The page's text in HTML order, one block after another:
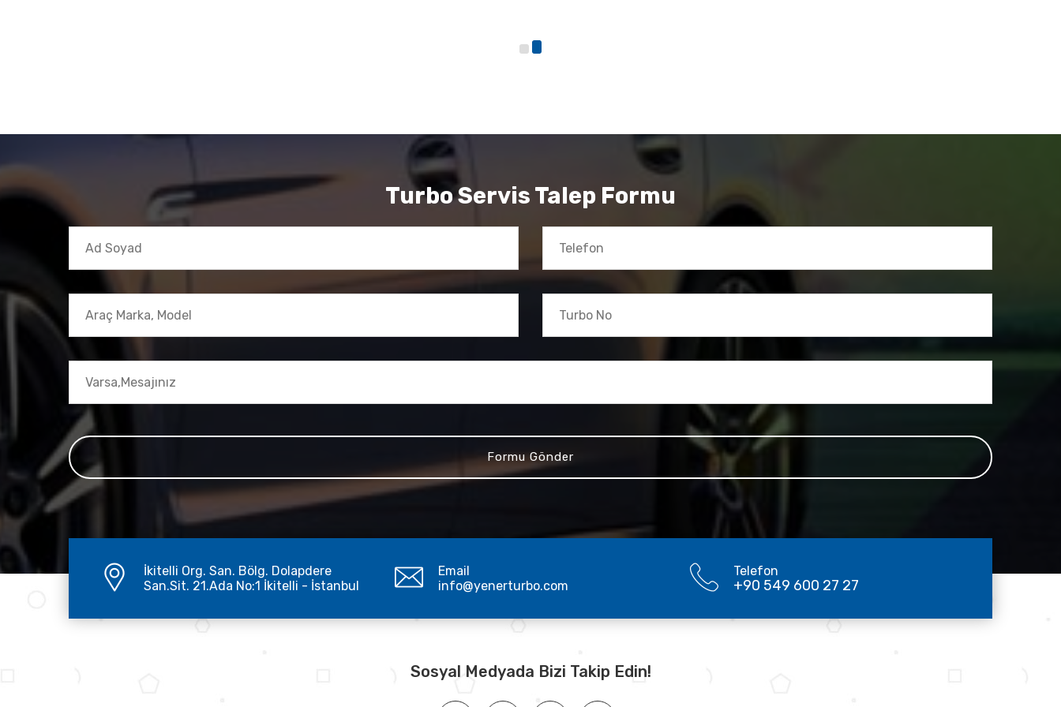
Turbo Servis Talep Formu
İkitelli Org. San. Bölg. Dolapdere
San.Sit. 21.Ada No:1 İkitelli - İstanbul
Email
info@yenerturbo.com
Telefon
+90 549 600 27 27
Sosyal Medyada Bizi Takip Edin!